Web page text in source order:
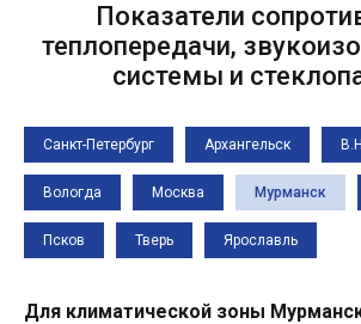
Показатели
теплопередачи,
системы и
Санкт-Петербург Архангельск
Вологда Москва Мурманск
Псков Тверь Ярославль
Для климатической зоны